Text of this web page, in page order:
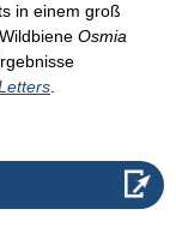
in einem groß
Osmia